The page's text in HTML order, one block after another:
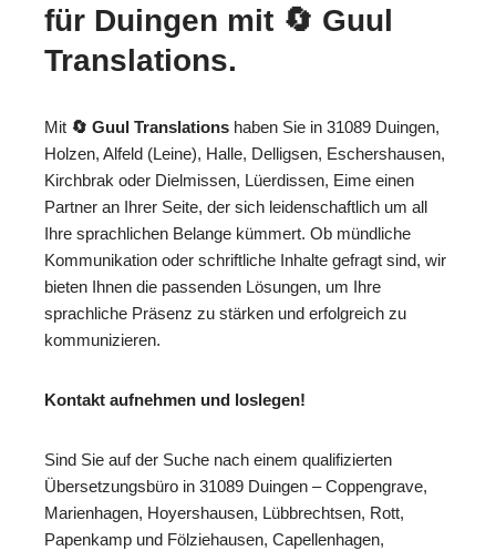
für Duingen mit 🔄 Guul
Translations.
Mit 🔄 Guul Translations haben Sie in 31089 Duingen,
Holzen, Alfeld (Leine), Halle, Delligsen, Eschershausen,
Kirchbrak oder Dielmissen, Lüerdissen, Eime einen
Partner an Ihrer Seite, der sich leidenschaftlich um all
Ihre sprachlichen Belange kümmert. Ob mündliche
Kommunikation oder schriftliche Inhalte gefragt sind, wir
bieten Ihnen die passenden Lösungen, um Ihre
sprachliche Präsenz zu stärken und erfolgreich zu
kommunizieren.
Kontakt aufnehmen und loslegen!
Sind Sie auf der Suche nach einem qualifizierten
Übersetzungsbüro in 31089 Duingen – Coppengrave,
Marienhagen, Hoyershausen, Lübbrechtsen, Rott,
Papenkamp und Fölziehausen, Capellenhagen,